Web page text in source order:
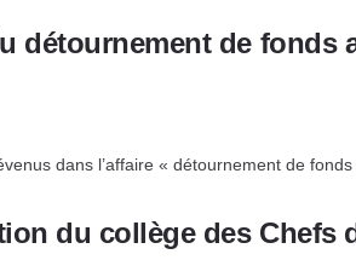
détournement de fonds
dans l’affaire « détournement de fonds
du collège des Chefs